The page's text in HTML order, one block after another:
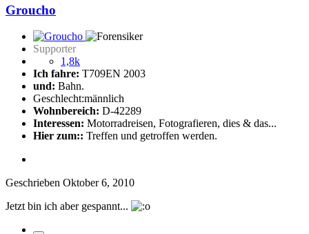
Groucho
Supporter
1,8k
Ich fahre: T709EN 2003
und: Bahn.
Geschlecht:männlich
Wohnbereich: D-42289
Interessen: Motorradreisen, Fotografieren, dies & das...
Hier zum:: Treffen und getroffen werden.
Geschrieben Oktober 6, 2010
Jetzt bin ich aber gespannt...